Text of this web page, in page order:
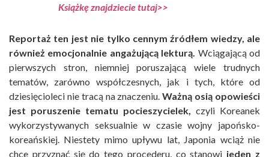
Książkę znajdziecie tutaj>>
Reportaż ten jest nie tylko cennym źródłem wiedzy, ale
również emocjonalnie angażującą lekturą. Wciągającą od
pierwszych stron, niemniej poruszającą wiele trudnych
tematów, zarówno współczesnych, jak i tych, które od
dziesięcioleci nie tracą na znaczeniu.Ważną osią opowieści
jest poruszenie tematu pocieszycielek, czyli Koreanek
wykorzystywanych seksualnie w czasie wojny japońsko-
koreańskiej. Niestety mimo upływu lat, Japonia wciąż nie
chce przyznać się do tego procederu, co stanowi jeden z